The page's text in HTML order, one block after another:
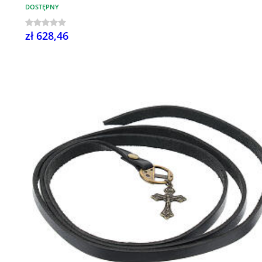
DOSTĘPNY
zł 628,46